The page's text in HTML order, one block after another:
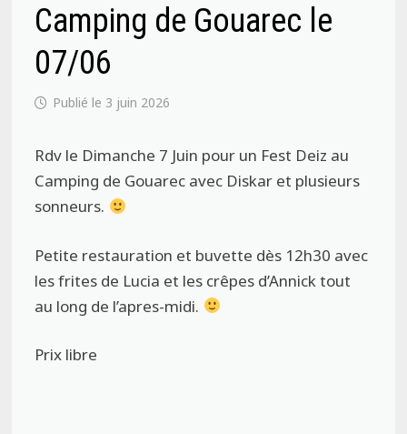
Camping de Gouarec le
07/06
3 juin 2026
Rdv le Dimanche 7 Juin pour un Fest Deiz au
Camping de Gouarec avec Diskar et plusieurs
sonneurs.
Petite restauration et buvette dès 12h30 avec
les frites de Lucia et les crêpes d’Annick tout
au long de l’apres-midi.
Prix libre